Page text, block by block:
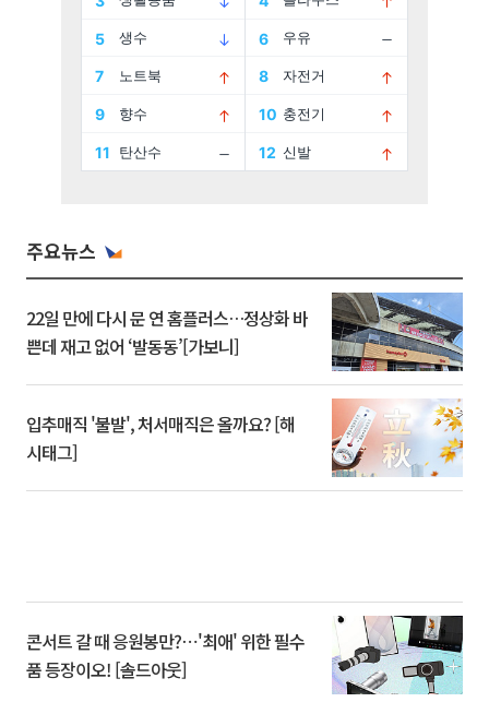
주요뉴스
22일 만에 다시 문 연 홈플러스…정상화 바
쁜데 재고 없어 ‘발동동’[가보니]
입추매직 '불발', 처서매직은 올까요? [해
시태그]
콘서트 갈 때 응원봉만?⋯'최애' 위한 필수
품 등장이오! [솔드아웃]